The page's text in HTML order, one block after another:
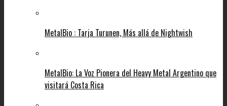
MetalBio : Tarja Turunen, Más allá de Nightwish
MetalBio: La Voz Pionera del Heavy Metal Argentino que
visitará Costa Rica